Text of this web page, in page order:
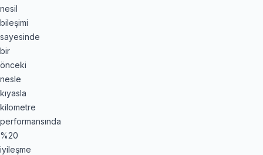
nesil
bileşimi
sayesinde
bir
önceki
nesle
kıyasla
kilometre
performansında
%20
iyileşme